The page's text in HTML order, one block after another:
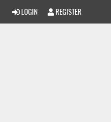
LOGIN REGISTER